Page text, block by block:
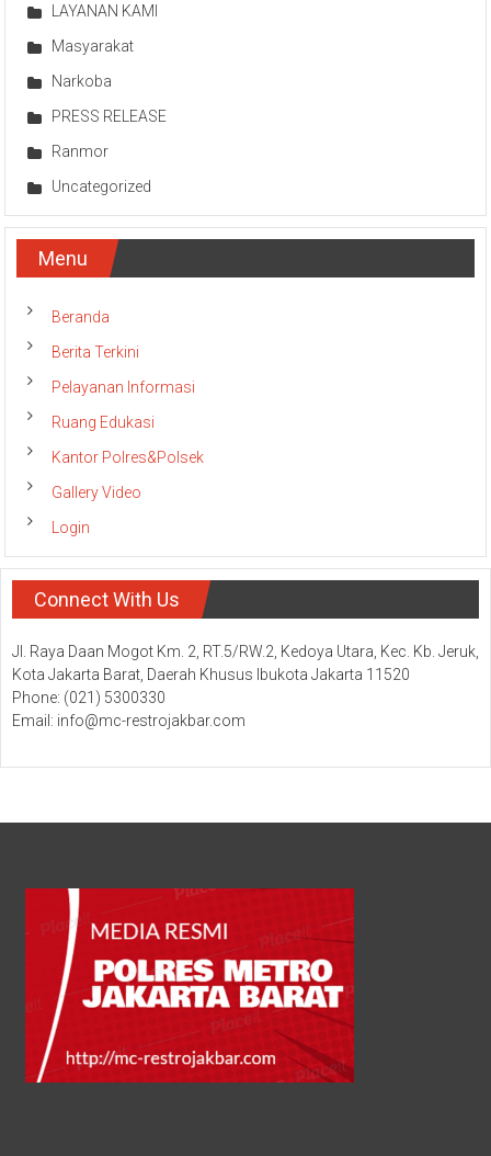
LAYANAN KAMI
Masyarakat
Narkoba
PRESS RELEASE
Ranmor
Uncategorized
Menu
Beranda
Berita Terkini
Pelayanan Informasi
Ruang Edukasi
Kantor Polres&Polsek
Gallery Video
Login
Connect With Us
Jl. Raya Daan Mogot Km. 2, RT.5/RW.2, Kedoya Utara, Kec. Kb. Jeruk,
Kota Jakarta Barat, Daerah Khusus Ibukota Jakarta 11520
Phone: (021) 5300330
Email: info@mc-restrojakbar.com